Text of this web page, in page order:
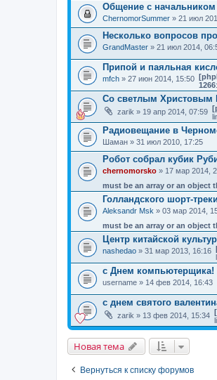
Общение с начальником
ChernomorSummer » 21 июл
Несколько вопросов
GrandMaster » 21 июл 2014,
Припой и паяльная
mfch » 27 июн 2014, 15:50
1266:
Со светлым Христовым
zarik » 19 апр 2014, 07:59
Радиовещание в
Шаман » 31 июл 2010, 17:25
Робот собрал кубик
chernomorsko » 17 мар 2014,
must be an array or an object
Голландского шорт-
Aleksandr Msk » 03 мар 2014,
must be an array or an object
Центр китайской
nashedao » 31 мар 2013, 16:16
с Днем компьютерщика!
username » 14 фев 2014, 16:43
с днем святого
zarik » 13 фев 2014, 15:34
Новая тема
Вернуться к списку форумов